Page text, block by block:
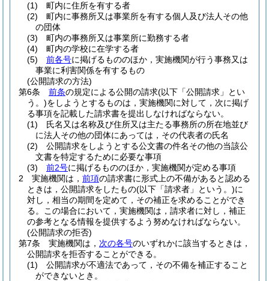
(1)
町内に住所を有する者
(2)
町内に事務所又は事業所を有する個人及び法人その他
の団体
(3)
町内の事務所又は事業所に勤務する者
(4)
町内の学校に在学する者
(5)
前各号に掲げるもののほか，実施機関が行う事務又は
事業に利害関係を有するもの
(公開請求の方法)
第6条
前条の規定による公開の請求(以下「公開請求」とい
う。)をしようとするものは，実施機関に対して，次に掲げ
る事項を記載した請求書を提出しなければならない。
(1)
氏名又は名称及び住所又は主たる事務所の所在地並び
に法人その他の団体にあっては，その代表者の氏名
(2)
公開請求をしようとする公文書の件名その他の当該公
文書を特定するために必要な事項
(3)
前2号に掲げるもののほか，実施機関が定める事項
2
実施機関は， 前項の請求書に形式上の不備があると認める
ときは，公開請求をしたもの(以下「請求者」という。)に
対し，相当の期間を定めて，その補正を求めることができ
る。
この場合において，実施機関は，請求者に対し，補正
の参考となる情報を提供するよう努めなければならない。
(公開請求の拒否)
第7条
実施機関は， 次の各号のいずれかに該当するときは，
公開請求を拒否することができる。
(1)
公開請求が不適法であって，その不備を補正すること
ができないとき。